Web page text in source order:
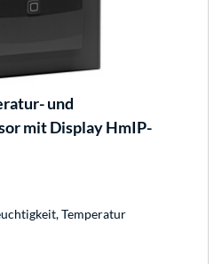
und
mit Display HmIP-
Temperatur